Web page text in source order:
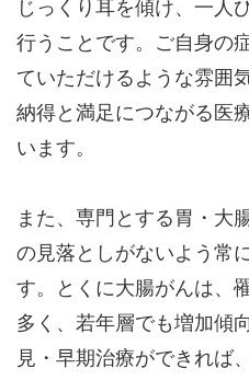
じっくり耳を傾け、一人
行うことです。ご自身の
ていただけるような雰囲
納得と満足につながる医
います。
また、専門とする胃・大
の見落としがないよう常
す。とくに大腸がんは、
多く、若年層でも増加傾
見・早期治療ができれば